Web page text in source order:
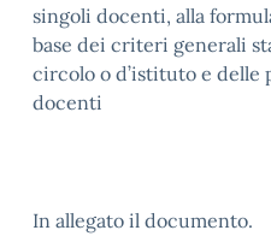
singoli docenti, alla
base dei criteri generali
circolo o d’istituto e delle
docenti
In allegato il documento.